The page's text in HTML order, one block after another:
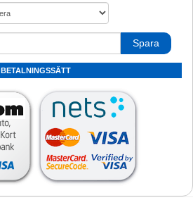
Spara
BETALNINGSSÄTT